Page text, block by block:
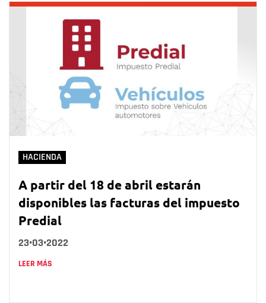
HACIENDA
A partir del 18 de abril estarán
disponibles las facturas del impuesto
Predial
23•03•2022
LEER MÁS